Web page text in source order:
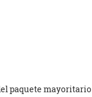
paquete mayoritario